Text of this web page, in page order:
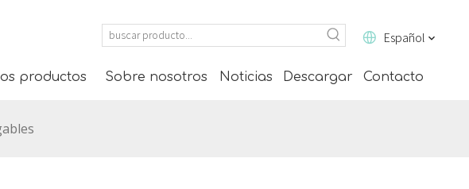
Español
productos Sobre nosotros Noticias Descargar Contacto